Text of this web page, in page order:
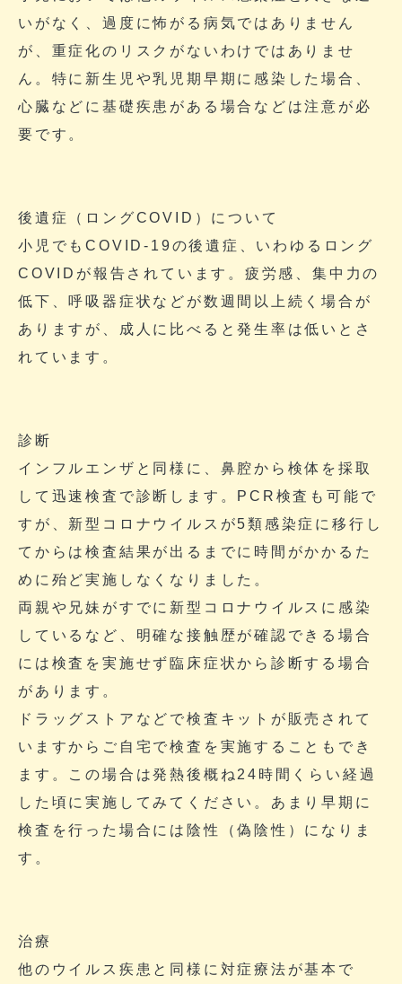
いがなく、過度に怖がる病気ではありません
が、重症化のリスクがないわけではありませ
ん。特に新生児や乳児期早期に感染した場合、
心臓などに基礎疾患がある場合などは注意が必
要です。
後遺症（ロングCOVID）について
小児でもCOVID-19の後遺症、いわゆるロング
COVIDが報告されています。疲労感、集中力の
低下、呼吸器症状などが数週間以上続く場合が
ありますが、成人に比べると発生率は低いとさ
れています。
診断
インフルエンザと同様に、鼻腔から検体を採取
して迅速検査で診断します。PCR検査も可能で
すが、新型コロナウイルスが5類感染症に移行し
てからは検査結果が出るまでに時間がかかるた
めに殆ど実施しなくなりました。
両親や兄妹がすでに新型コロナウイルスに感染
しているなど、明確な接触歴が確認できる場合
には検査を実施せず臨床症状から診断する場合
があります。
ドラッグストアなどで検査キットが販売されて
いますからご自宅で検査を実施することもでき
ます。この場合は発熱後概ね24時間くらい経過
した頃に実施してみてください。あまり早期に
検査を行った場合には陰性（偽陰性）になりま
す。
治療
他のウイルス疾患と同様に対症療法が基本で